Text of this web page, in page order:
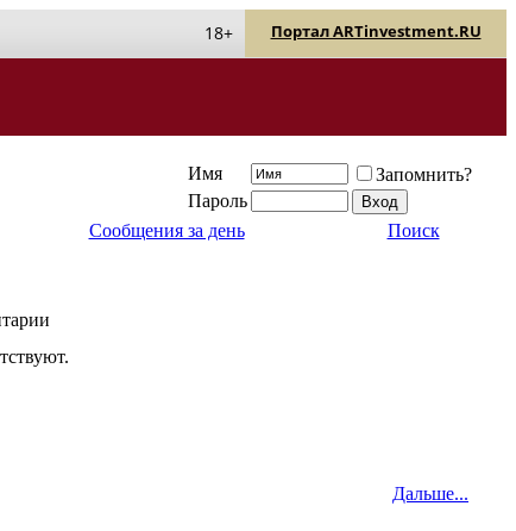
Портал ARTinvestment.RU
18+
Имя
Запомнить?
Пароль
Сообщения за день Поиск
Дальше...